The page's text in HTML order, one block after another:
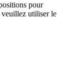
pour
veuillez utiliser le